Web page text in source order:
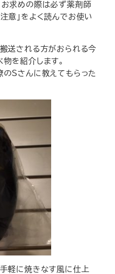
求めの際は必ず薬剤師
意」をよく読んでお使い
送される方がおられる今
を紹介します。
Sさんに教えてもらった
軽に焼きなす風に仕上